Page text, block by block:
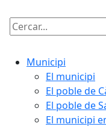
Cercar:
Municipi
El municipi
El poble de
El poble de
El municipi